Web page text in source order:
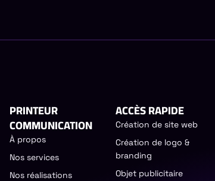
PRINTEUR
COMMUNICATION
À propos
Nos services
Nos réalisations
ACCÈS RAPIDE
Création de site web
Création de logo &
branding
Objet publicitaire